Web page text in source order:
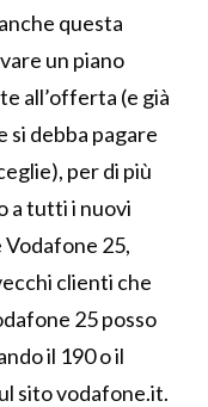
questa
un piano
all’offerta (e già
si debba pagare
per di più
a tutti i nuovi
25,
clienti che
25 posso
il 190 o il
sito vodafone.it.